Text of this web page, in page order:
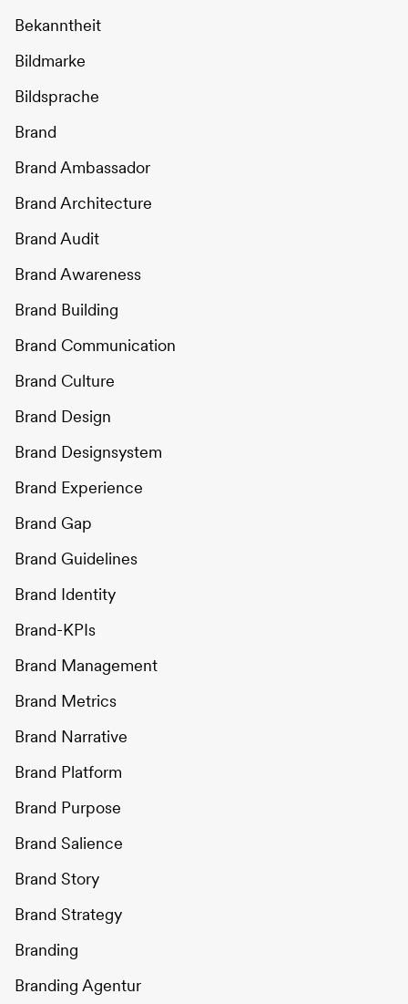
Bekanntheit
Bildmarke
Bildsprache
Brand
Brand Ambassador
Brand Architecture
Brand Audit
Brand Awareness
Brand Building
Brand Communication
Brand Culture
Brand Design
Brand Designsystem
Brand Experience
Brand Gap
Brand Guidelines
Brand Identity
Brand-KPIs
Brand Management
Brand Metrics
Brand Narrative
Brand Platform
Brand Purpose
Brand Salience
Brand Story
Brand Strategy
Branding
Branding Agentur